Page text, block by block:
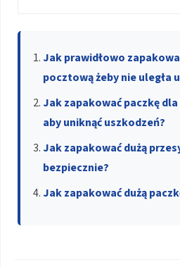
Jak prawidłowo
pocztową żeby nie uległa
Jak zapakować paczkę
aby uniknąć uszkodzeń?
Jak zapakować dużą
bezpiecznie?
Jak zapakować dużą